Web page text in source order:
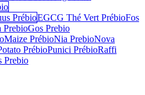
PrébioEGCG Thé Vert PrébioFos
PrebioGos Prebio
Maize PrébioNia PrebioNova
PrébioPunici PrébioRaffi
Prebio